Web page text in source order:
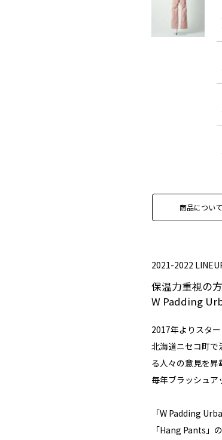
商品につい
2021-2022
保温力重視の
W Padding
2017年よりスター
北海道ニセコ町で
る人々の意見を昇
毎年ブラッシュア
「W Padding
「Hang Pants」